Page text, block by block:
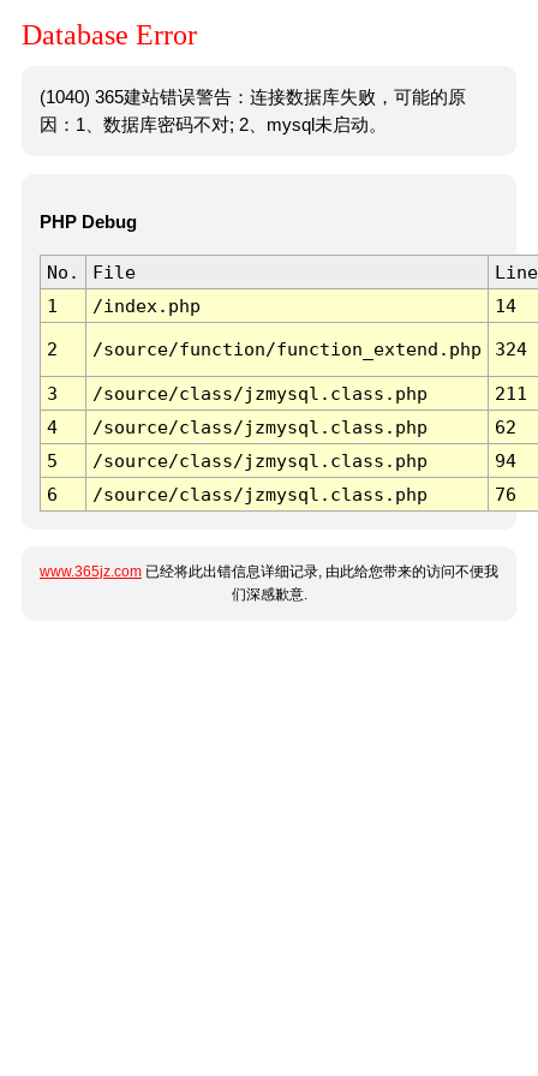
Database Error
(1040) 365建站错误警告：连接数据库失败，可能的原
因：1、数据库密码不对; 2、mysql未启动。
PHP Debug
No. File
Line
1
/index.php 14
2 /source/function/function_extend.php 324
3 /source/class/jzmysql.class.php
211
4
/source/class/jzmysql.class.php
62
5
/source/class/jzmysql.class.php
94
6
/source/class/jzmysql.class.php 76
www.365jz.com 已经将此出错信息详细记录, 由此给您带来的访问不便我
们深感歉意.